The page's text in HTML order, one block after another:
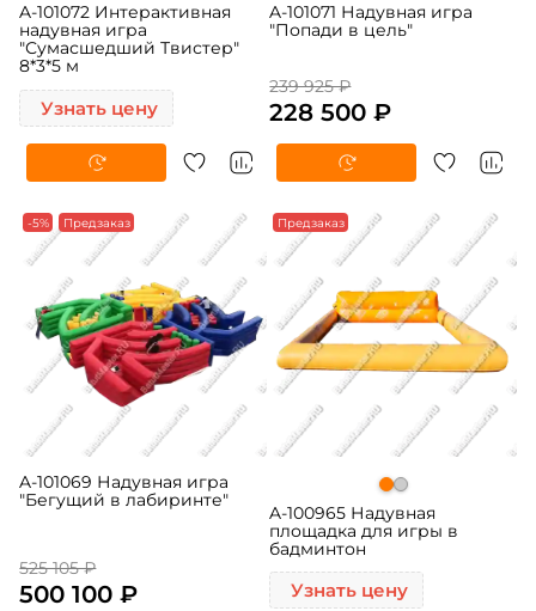
A-101072 Интерактивная
надувная игра
"Сумасшедший Твистер"
8*3*5 м
Узнать цену
A-101071 Надувная игра
"Попади в цель"
239 925 ₽
228 500 ₽
-5% Предзаказ
A-101069 Надувная игра
"Бегущий в лабиринте"
525 105 ₽
500 100 ₽
Предзаказ
A-100965 Надувная
площадка для игры в
бадминтон
Узнать цену